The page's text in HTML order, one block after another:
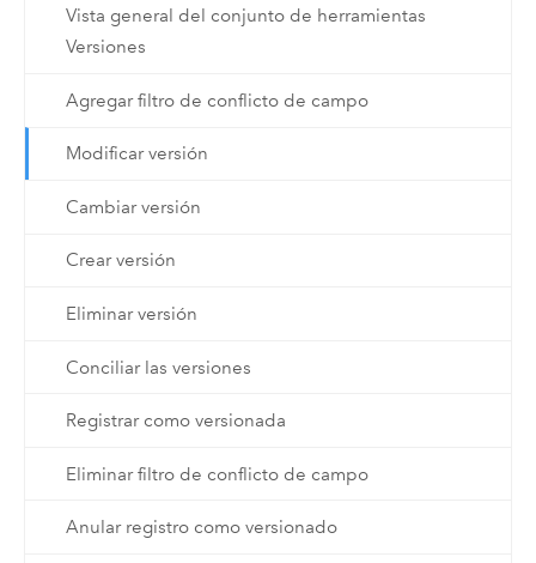
Vista general del conjunto de herramientas
Versiones
Agregar filtro de conflicto de campo
Modificar versión
Cambiar versión
Crear versión
Eliminar versión
Conciliar las versiones
Registrar como versionada
Eliminar filtro de conflicto de campo
Anular registro como versionado